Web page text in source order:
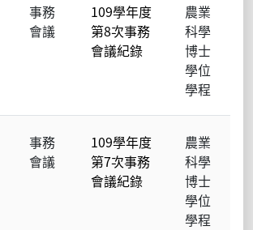
事務
會議
109學年度
第8次事務
會議紀錄
農業
科學
博士
學位
學程
事務
會議
109學年度
第7次事務
會議紀錄
農業
科學
博士
學位
學程